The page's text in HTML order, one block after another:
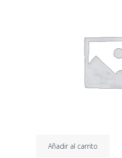
Añadir al carrito